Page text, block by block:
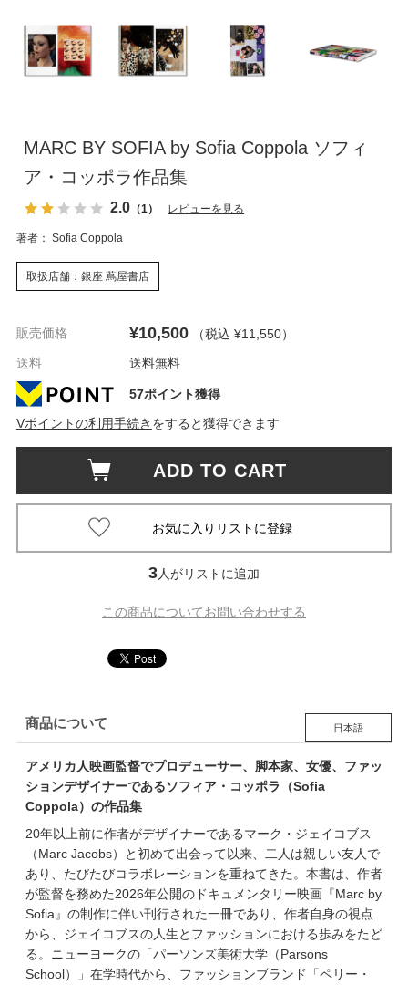
MARC BY SOFIA by Sofia Coppola ソフィ
ア・コッポラ作品集
2.0 （1） レビューを見る
著者： Sofia Coppola
取扱店舗：銀座 蔦屋書店
販売価格 ¥10,500 （税込 ¥11,550）
送料
送料無料
57ポイント獲得
Vポイントの利用手続き をすると獲得できます
ADD TO CART
3人がリストに追加
この商品についてお問い合わせする
商品について 日本語
アメリカ人映画監督でプロデューサー、脚本家、女優、ファッ
ションデザイナーであるソフィア・コッポラ（Sofia
Coppola）の作品集
20年以上前に作者がデザイナーであるマーク・ジェイコブス
（Marc Jacobs）と初めて出会って以来、二人は親しい友人で
あり、たびたびコラボレーションを重ねてきた。本書は、作者
が監督を務めた2026年公開のドキュメンタリー映画『Marc by
Sofia』の制作に伴い刊行された一冊であり、作者自身の視点
から、ジェイコブスの人生とファッションにおける歩みをたど
る。ニューヨークの「パーソンズ美術大学（Parsons
School）」在学時代から、ファッションブランド「ペリー・